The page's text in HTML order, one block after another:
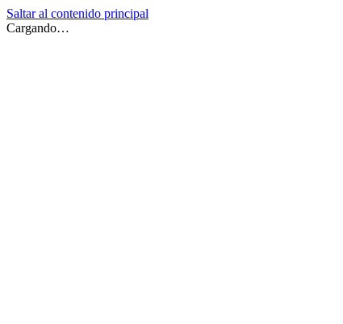
Saltar al contenido principal
Cargando…